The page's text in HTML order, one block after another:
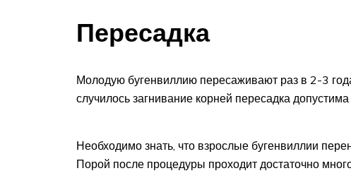
Пересадка
Молодую бугенвиллию пересаживают раз в 2-3
случилось загнивание корней пересадка
Необходимо знать, что взрослые бугенвиллии
Порой после процедуры проходит достаточно